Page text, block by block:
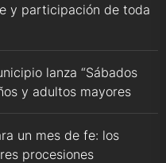
y participación de toda
lanza “Sábados
y adultos mayores
un mes de fe: los
procesiones